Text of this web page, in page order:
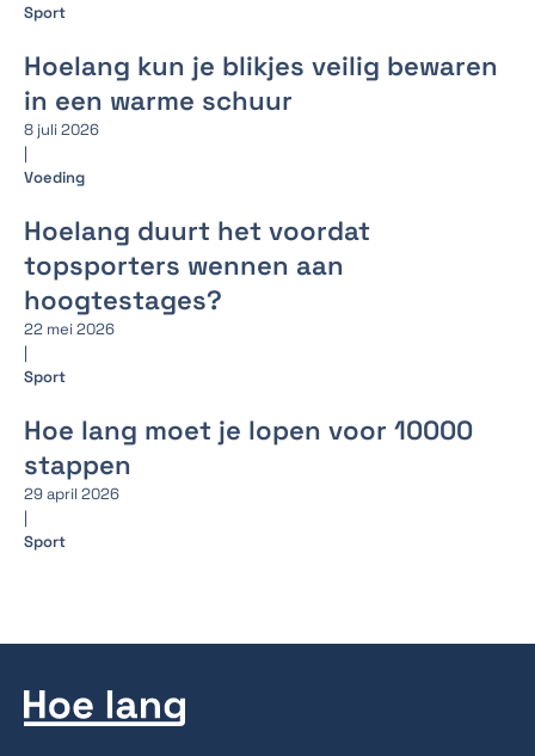
Sport
Hoelang kun je blikjes veilig bewaren
in een warme schuur
8 juli 2026
|
Voeding
Hoelang duurt het voordat
topsporters wennen aan
hoogtestages?
22 mei 2026
|
Sport
Hoe lang moet je lopen voor 10000
stappen
29 april 2026
|
Sport